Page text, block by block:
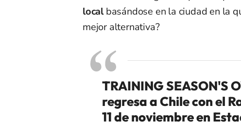
localbasándose en la ciudad en la
mejor alternativa?
TRAINING SEASON'S
regresa a Chile con el
11 de noviembre en